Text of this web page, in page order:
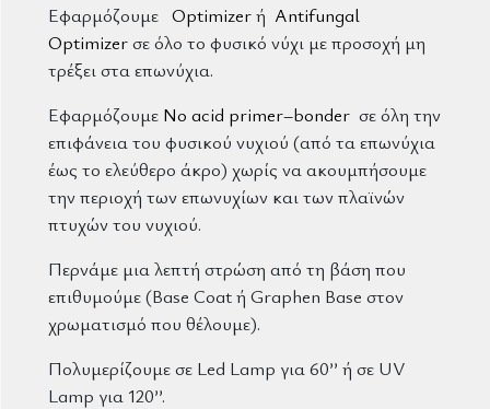
Εφαρμόζουμε Optimizerή Antifungal
Optimizerσε όλο το φυσικό νύχι με προσοχή μη
τρέξει στα επωνύχια.
Εφαρμόζουμε No acid primer–bonder σε όλη την
επιφάνεια του φυσικού νυχιού (από τα επωνύχια
έως το ελεύθερο άκρο) χωρίς να ακουμπήσουμε
την περιοχή των επωνυχίων και των πλαϊνών
πτυχών του νυχιού.
Περνάμε μια λεπτή στρώση από τη βάση που
επιθυμούμε (Base Coat ή Graphen Base στον
χρωματισμό που θέλουμε).
Πολυμερίζουμε σε Led Lamp για 60’’ ή σε UV
Lamp για 120’’.